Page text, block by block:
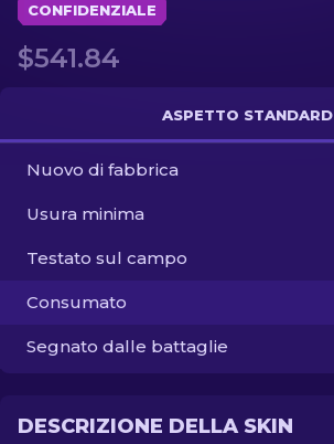
Guanto
Altro
CONFIDENZIALE
$541.84
ASPETTO STANDARD
Nuovo di fabbrica
Usura minima
Testato sul campo
Consumato
Segnato dalle battaglie
DESCRIZIONE DELLA SKIN